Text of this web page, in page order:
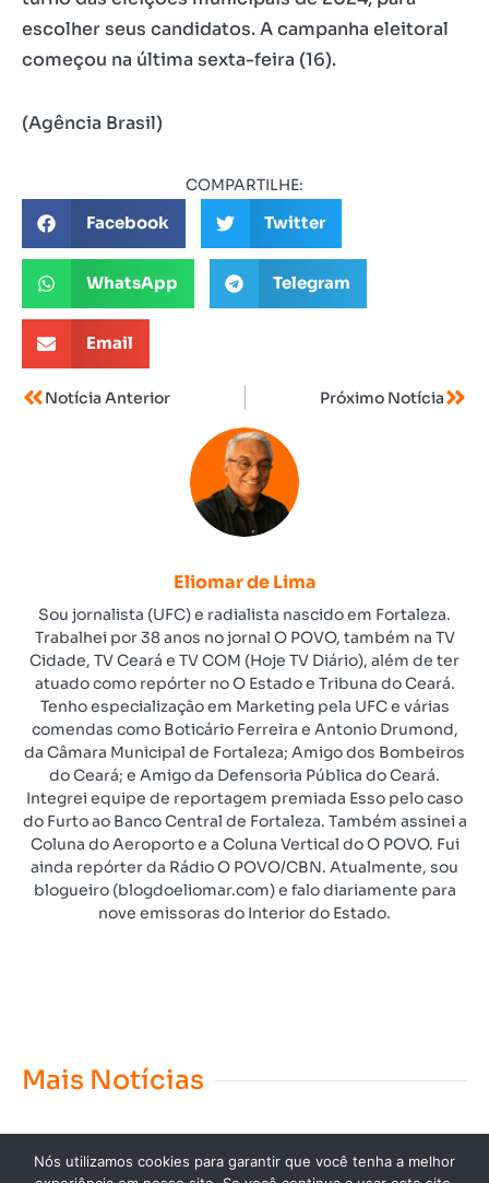
escolher seus candidatos. A campanha eleitoral
começou na última sexta-feira (16).
(Agência Brasil)
COMPARTILHE:
Facebook Twitter
WhatsApp Telegram
Email
Notícia Anterior Próximo Notícia
Eliomar de Lima
Sou jornalista (UFC) e radialista nascido em Fortaleza.
Trabalhei por 38 anos no jornal O POVO, também na TV
Cidade, TV Ceará e TV COM (Hoje TV Diário), além de ter
atuado como repórter no O Estado e Tribuna do Ceará.
Tenho especialização em Marketing pela UFC e várias
comendas como Boticário Ferreira e Antonio Drumond,
da Câmara Municipal de Fortaleza; Amigo dos Bombeiros
do Ceará; e Amigo da Defensoria Pública do Ceará.
Integrei equipe de reportagem premiada Esso pelo caso
do Furto ao Banco Central de Fortaleza. Também assinei a
Coluna do Aeroporto e a Coluna Vertical do O POVO. Fui
ainda repórter da Rádio O POVO/CBN. Atualmente, sou
blogueiro (blogdoeliomar.com) e falo diariamente para
nove emissoras do Interior do Estado.
Mais Notícias
Nós utilizamos cookies para garantir que você tenha a melhor